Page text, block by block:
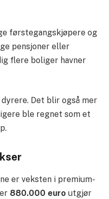
førstegangskjøpere og
pensjoner eller
flere boliger havner
Det blir også mer
ble regnet som et
er veksten i premium-
880.000 euro utgjør